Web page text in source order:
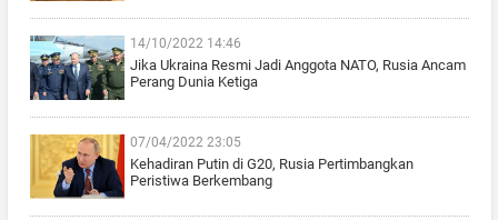
14/10/2022 14:46
Jika Ukraina Resmi Jadi Anggota NATO, Rusia Ancam
Perang Dunia Ketiga
07/04/2022 23:05
Kehadiran Putin di G20, Rusia Pertimbangkan
Peristiwa Berkembang